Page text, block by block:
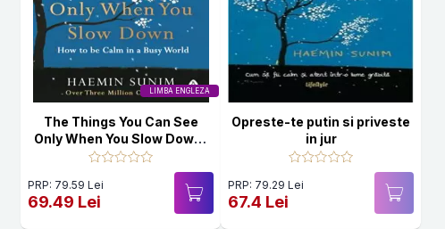
LIMBA ENGLEZA
The Things You Can See
Only When You Slow Down :
How to be Calm in a Busy
PRP: 79.59 Lei
69.49 Lei
Opreste-te putin si priveste
in jur
PRP: 79.29 Lei
67.4 Lei